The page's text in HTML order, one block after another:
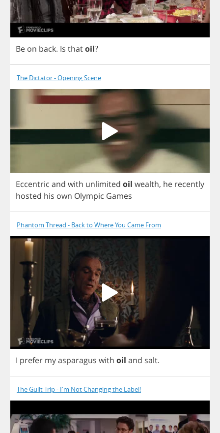
Be on back. Is thatoil?
The Dictator - Opening Scene
Eccentric and with unlimited oil wealth, he recently
hosted his own Olympic Games
Phantom Thread - Back to Where You Came From
I prefer myasparagus with oil and salt.
The Guilt Trip - I'm Not Changing the Label!